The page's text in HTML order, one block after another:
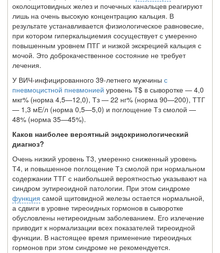
околощитовидных желез и почечных канальцев реагируют
лишь на очень высокую концентрацию кальция. В
результате устанавливается физиологическое равновесие,
при котором гиперкальциемия сосуществует с умеренно
повышенным уровнем ПТГ и низкой экскрецией кальция с
мочой. Это доброкачественное состоя­ние не требует
лечения.
У ВИЧ-инфицированного 39-летнего мужчины с
пневмоцистной пневмонией уровень Т$ в сыворотке — 4,0
мкг% (норма 4,5—12,0), Тз — 22 нг% (норма 90—200), ТТГ
— 1,3 мЕ/л (норма 0,5—5,0) и поглощение Тз смолой —
48% (норма 35—45%).
Каков наиболее вероятный эндокринологический
диагноз?
Очень низкий уровень Т3, умеренно сниженный уровень
Т4, и повышенное поглощение Тз смолой при нормальном
содержании ТТГ с наибольшей вероятностью указывают на
синдром эутиреоидной патологии. При этом синдроме
функция самой щитовидной железы остается нормальной,
а сдвиги в уровне тиреоидных гормонов в сыворотке
обусловлены нетиреоидным заболеванием. Его излечение
приводит к нормализации всех показателей тиреоидной
функции. В настоящее время приме­нение тиреоидных
гормонов при этом синдроме не рекомендуется.